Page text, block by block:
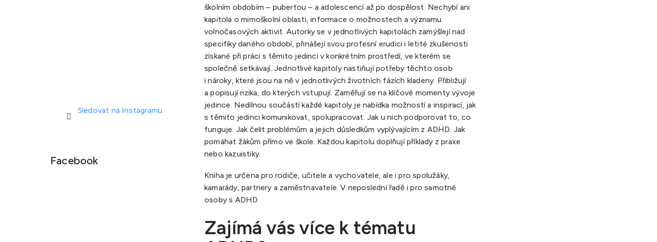
Sledovat na Instagramu
Facebook
školním obdobím – pubertou – a adolescencí až po dospělost. Nechybí ani
kapitola o mimoškolní oblasti, informace o možnostech a významu
volnočasových aktivit. Autorky se v jednotlivých kapitolách zamýšlejí nad
specifiky daného období, přinášejí svou profesní erudici i letité zkušenosti
získané při práci s těmito jedinci v konkrétním prostředí, ve kterém se
společně setkávají. Jednotlivé kapitoly nastiňují potřeby těchto osob
i nároky, které jsou na ně v jednotlivých životních fázích kladeny. Přibližují
a popisují rizika, do kterých vstupují. Zaměřují se na klíčové momenty vývoje
jedince. Nedílnou součástí každé kapitoly je nabídka možností a inspirací, jak
s těmito jedinci komunikovat, spolupracovat. Jak u nich podporovat to, co
funguje. Jak čelit problémům a jejich důsledkům vyplývajícím z ADHD. Jak
pomáhat žákům přímo ve škole. Každou kapitolu doplňují příklady z praxe
nebo kazuistiky.
Kniha je určena pro rodiče, učitele a vychovatele, ale i pro spolužáky,
kamarády, partnery a zaměstnavatele. V neposlední řadě i pro samotné
osoby s ADHD.
Zajímá vás více k tématu